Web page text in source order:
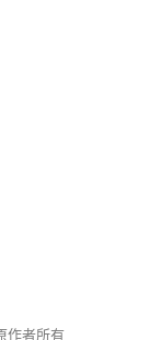
作者所有